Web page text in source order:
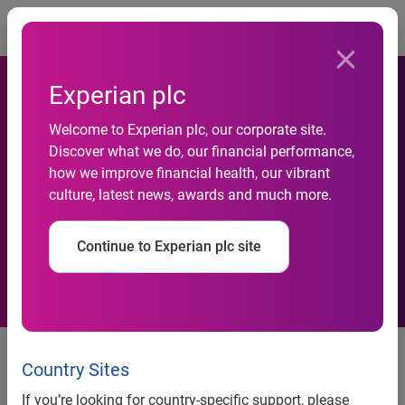
Experian plc
Welcome to Experian plc, our corporate site.
Discover what we do, our financial performance,
how we improve financial health, our vibrant
culture, latest news, awards and much more.
Continue to Experian plc site
Country Sites
If you’re looking for country-specific support, please
Tentativas de fraude contra
o consumidor somam 1,4
milhão entre janeiro e agosto
de 2013, aponta indicador da
Serasa Experian
Tentativas de fraude contra o
consumidor somam 1,4 milhão